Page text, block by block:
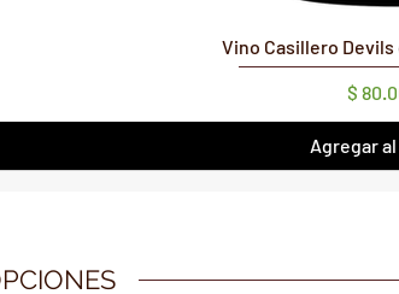
Vista
Vino Casillero
Precio
$
Agregar